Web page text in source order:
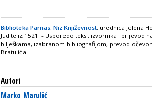
Biblioteka Parnas. Niz Književnost, urednica Jelena
Judite iz 1521. - Usporedo tekst izvornika i prijevod
bilješkama, izabranom bibliografijom,
Bratulića
Autori
Marko Marulić